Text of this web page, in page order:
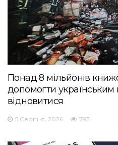
Понад 8 мільйонів
допомогти
відновитися
5 Серпня, 2026 793